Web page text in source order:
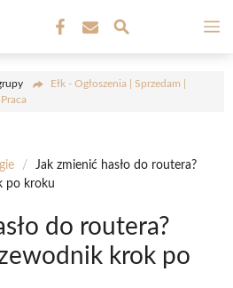
Ełk - Ogłoszenia | Sprzedam |
/
Jak zmienić hasło do routera?
po kroku
do routera?
krok po